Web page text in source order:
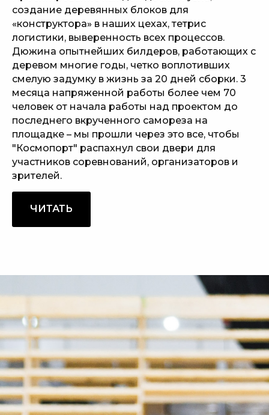
создание деревянных блоков для
«конструктора» в наших цехах, тетрис
логистики, выверенность всех процессов.
Дюжина опытнейших билдеров, работающих с
деревом многие годы, четко воплотивших
смелую задумку в жизнь за 20 дней сборки. 3
месяца напряженной работы более чем 70
человек от начала работы над проектом до
последнего вкрученного самореза на
площадке – мы прошли через это все, чтобы
"Космопорт" распахнул свои двери для
участников соревнований, организаторов и
зрителей.
ЧИТАТЬ